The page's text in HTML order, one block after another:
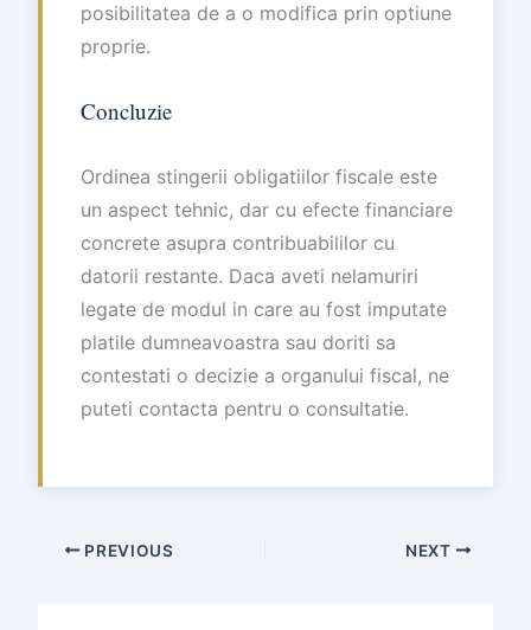
posibilitatea de a o modifica prin optiune
proprie.
Concluzie
Ordinea stingerii obligatiilor fiscale este
un aspect tehnic, dar cu efecte financiare
concrete asupra contribuabililor cu
datorii restante. Daca aveti nelamuriri
legate de modul in care au fost imputate
platile dumneavoastra sau doriti sa
contestati o decizie a organului fiscal, ne
puteti contacta pentru o consultatie.
PREVIOUS NEXT